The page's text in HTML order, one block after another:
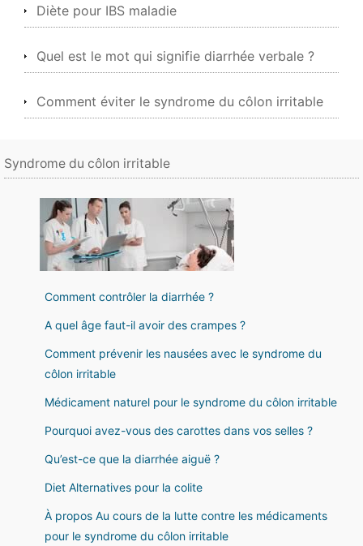
Diète pour IBS maladie
Quel est le mot qui signifie diarrhée verbale ?
Comment éviter le syndrome du côlon irritable
Syndrome du côlon irritable
Comment contrôler la diarrhée ?
A quel âge faut-il avoir des crampes ?
Comment prévenir les nausées avec le syndrome du
côlon irritable
Médicament naturel pour le syndrome du côlon irritable
Pourquoi avez-vous des carottes dans vos selles ?
Qu’est-ce que la diarrhée aiguë ?
Diet Alternatives pour la colite
À propos Au cours de la lutte contre les médicaments
pour le syndrome du côlon irritable